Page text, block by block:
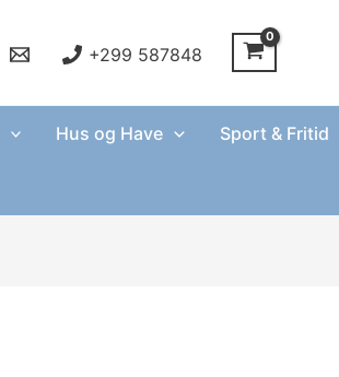
+299 587848
Hus og Have Sport & Fritid